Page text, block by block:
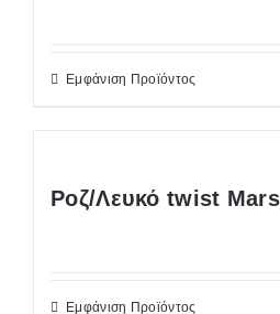
Εμφάνιση Προϊόντος
Ροζ/Λευκό twist
Εμφάνιση Προϊόντος